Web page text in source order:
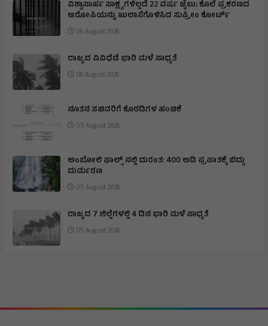
ವಿಶ್ವಾಸಾರ್ಹ ಸಾಕ್ಷ್ಯಗಳಿಲ್ಲದೆ 22 ವರ್ಷ ಜೈಲು; ಕೊಲೆ ಪ್ರಕರಣದ
ಆರೋಪಿಯನ್ನು ಖುಲಾಸೆಗೊಳಿಸಿದ ಸುಪ್ರೀಂ ಕೋರ್ಟ್
06 August 2026
ರಾಜ್ಯದ ವಿವಿಧೆಡೆ ಭಾರಿ ಮಳೆ ಸಾಧ್ಯತೆ
06 August 2026
ನೂತನ ಸಚಿವರಿಗೆ ಕೊಠಡಿಗಳ ಹಂಚಿಕೆ
05 August 2026
ಅಂಬೋಲಿ ಫಾಲ್ಸ್ ನಲ್ಲಿ ದುರಂತ: 400 ಅಡಿ ಪ್ರಪಾತಕ್ಕೆ ಬಿದ್ದು
ದುರ್ಮರಣ
05 August 2026
ರಾಜ್ಯದ 7 ಜಿಲ್ಲೆಗಳಲ್ಲಿ 4 ದಿನ ಭಾರಿ ಮಳೆ ಸಾಧ್ಯತೆ
05 August 2026